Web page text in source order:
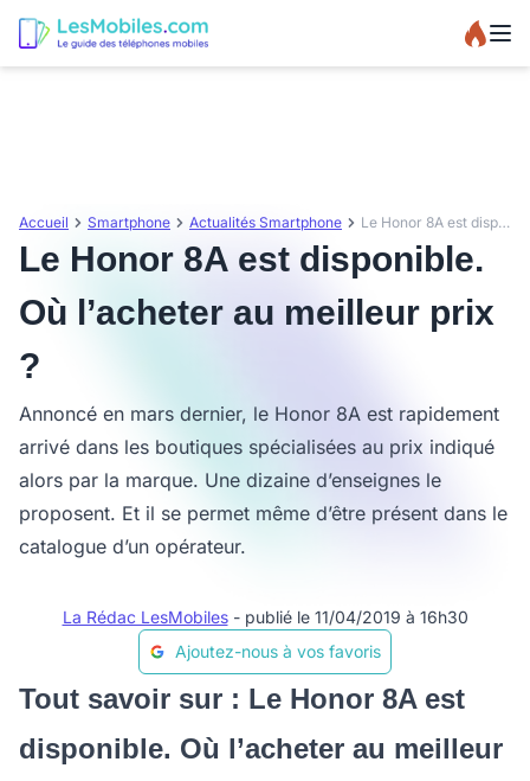
Accueil Smartphone Actualités Smartphone Le Honor 8A est disponible. Où l’acheter au meilleur prix ?
Le Honor 8A est disponible.
Où l’acheter au meilleur prix
?
Annoncé en mars dernier, le Honor 8A est rapidement
arrivé dans les boutiques spécialisées au prix indiqué
alors par la marque. Une dizaine d’enseignes le
proposent. Et il se permet même d’être présent dans le
catalogue d’un opérateur.
La Rédac LesMobiles - publié le 11/04/2019 à 16h30
Ajoutez-nous à vos favoris
Tout savoir sur : Le Honor 8A est
disponible. Où l’acheter au meilleur